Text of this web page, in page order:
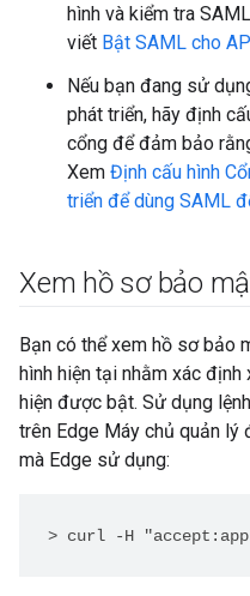
hình và kiểm tra
viết Bật SAML cho
Nếu bạn đang sử
phát triển, hãy định
cổng để đảm bảo
Xem Định cấu hình
triển để dùng SAML
Xem hồ sơ bảo
Bạn có thể xem hồ sơ bảo
hình hiện tại nhằm xác
hiện được bật. Sử dụng
trên Edge Máy chủ quản
mà Edge sử dụng:
> curl -H